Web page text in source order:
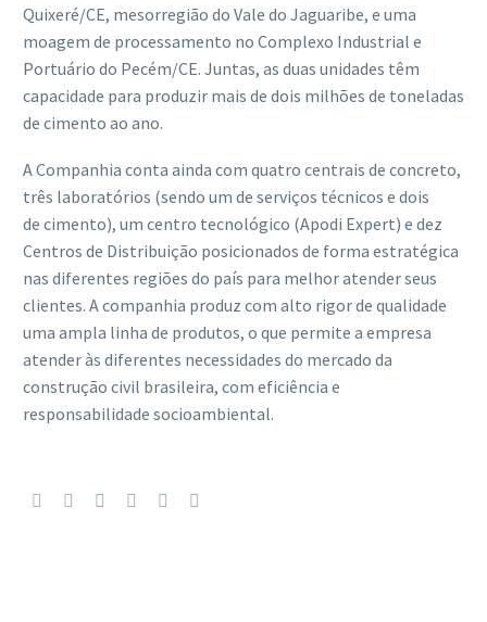
Quixeré/CE, mesorregião do Vale do Jaguaribe, e uma
moagem de processamento no Complexo Industrial e
Portuário do Pecém/CE. Juntas, as duas unidades têm
capacidade para produzir mais de dois milhões de toneladas
de cimento ao ano.
A Companhia conta ainda com quatro centrais de concreto,
três laboratórios (sendo um de serviços técnicos e dois
de cimento), um centro tecnológico (Apodi Expert) e dez
Centros de Distribuição posicionados de forma estratégica
nas diferentes regiões do país para melhor atender seus
clientes. A companhia produz com alto rigor de qualidade
uma ampla linha de produtos, o que permite a empresa
atender às diferentes necessidades do mercado da
construção civil brasileira, com eficiência e
responsabilidade socioambiental.